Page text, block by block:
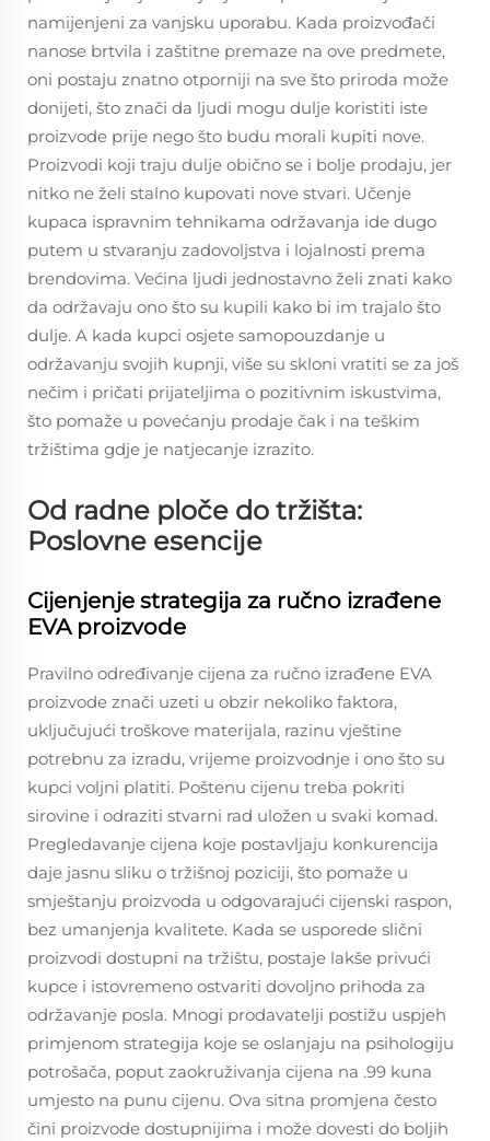
namijenjeni za vanjsku uporabu. Kada proizvođači
nanose brtvila i zaštitne premaze na ove predmete,
oni postaju znatno otporniji na sve što priroda može
donijeti, što znači da ljudi mogu dulje koristiti iste
proizvode prije nego što budu morali kupiti nove.
Proizvodi koji traju dulje obično se i bolje prodaju, jer
nitko ne želi stalno kupovati nove stvari. Učenje
kupaca ispravnim tehnikama održavanja ide dugo
putem u stvaranju zadovoljstva i lojalnosti prema
brendovima. Većina ljudi jednostavno želi znati kako
da održavaju ono što su kupili kako bi im trajalo što
dulje. A kada kupci osjete samopouzdanje u
održavanju svojih kupnji, više su skloni vratiti se za još
nečim i pričati prijateljima o pozitivnim iskustvima,
što pomaže u povećanju prodaje čak i na teškim
tržištima gdje je natjecanje izrazito.
Od radne ploče do tržišta:
Poslovne esencije
Cijenjenje strategija za ručno izrađene
EVA proizvode
Pravilno određivanje cijena za ručno izrađene EVA
proizvode znači uzeti u obzir nekoliko faktora,
uključujući troškove materijala, razinu vještine
potrebnu za izradu, vrijeme proizvodnje i ono što su
kupci voljni platiti. Poštenu cijenu treba pokriti
sirovine i odraziti stvarni rad uložen u svaki komad.
Pregledavanje cijena koje postavljaju konkurencija
daje jasnu sliku o tržišnoj poziciji, što pomaže u
smještanju proizvoda u odgovarajući cijenski raspon,
bez umanjenja kvalitete. Kada se usporede slični
proizvodi dostupni na tržištu, postaje lakše privući
kupce i istovremeno ostvariti dovoljno prihoda za
održavanje posla. Mnogi prodavatelji postižu uspjeh
primjenom strategija koje se oslanjaju na psihologiju
potrošača, poput zaokruživanja cijena na .99 kuna
umjesto na punu cijenu. Ova sitna promjena često
čini proizvode dostupnijima i može dovesti do boljih